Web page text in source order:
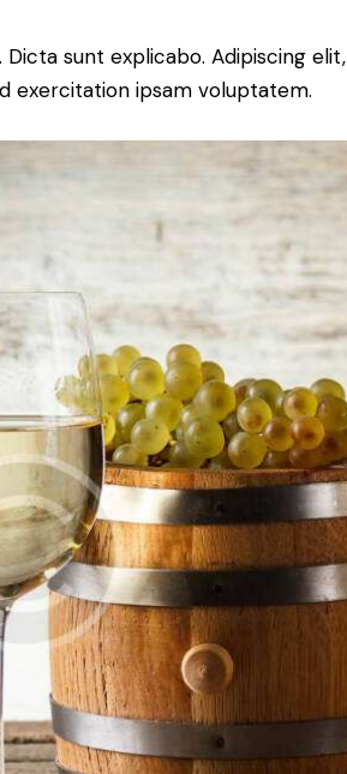
sunt explicabo. Adipiscing elit,
exercitation ipsam voluptatem.